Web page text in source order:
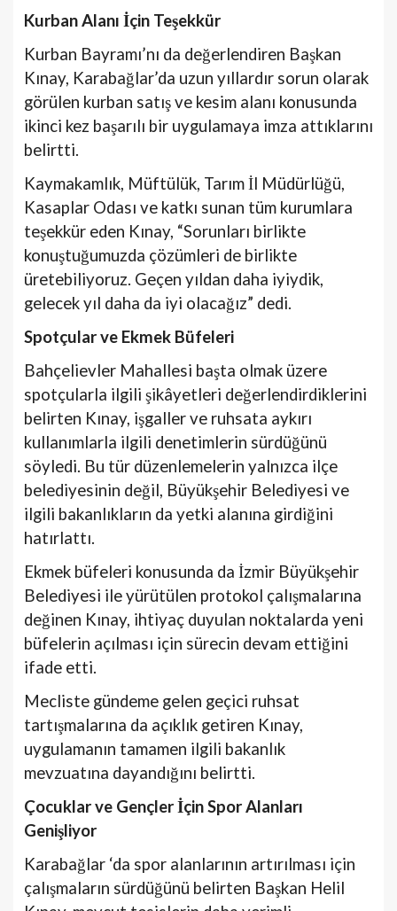
Kurban Alanı İçin Teşekkür
Kurban Bayramı’nı da değerlendiren Başkan
Kınay, Karabağlar’da uzun yıllardır sorun olarak
görülen kurban satış ve kesim alanı konusunda
ikinci kez başarılı bir uygulamaya imza attıklarını
belirtti.
Kaymakamlık, Müftülük, Tarım İl Müdürlüğü,
Kasaplar Odası ve katkı sunan tüm kurumlara
teşekkür eden Kınay, “Sorunları birlikte
konuştuğumuzda çözümleri de birlikte
üretebiliyoruz. Geçen yıldan daha iyiydik,
gelecek yıl daha da iyi olacağız” dedi.
Spotçular ve Ekmek Büfeleri
Bahçelievler Mahallesi başta olmak üzere
spotçularla ilgili şikâyetleri değerlendirdiklerini
belirten Kınay, işgaller ve ruhsata aykırı
kullanımlarla ilgili denetimlerin sürdüğünü
söyledi. Bu tür düzenlemelerin yalnızca ilçe
belediyesinin değil, Büyükşehir Belediyesi ve
ilgili bakanlıkların da yetki alanına girdiğini
hatırlattı.
Ekmek büfeleri konusunda da İzmir Büyükşehir
Belediyesi ile yürütülen protokol çalışmalarına
değinen Kınay, ihtiyaç duyulan noktalarda yeni
büfelerin açılması için sürecin devam ettiğini
ifade etti.
Mecliste gündeme gelen geçici ruhsat
tartışmalarına da açıklık getiren Kınay,
uygulamanın tamamen ilgili bakanlık
mevzuatına dayandığını belirtti.
Çocuklar ve Gençler İçin Spor Alanları
Genişliyor
Karabağlar ‘da spor alanlarının artırılması için
çalışmaların sürdüğünü belirten Başkan Helil